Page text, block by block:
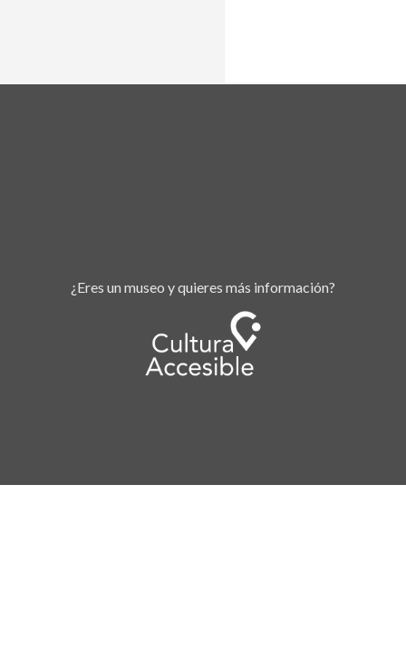
¿Eres un museo y quieres más información?